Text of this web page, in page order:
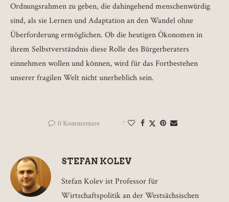
Ordnungsrahmen zu geben, die dahingehend menschenwürdig
sind, als sie Lernen und Adaptation an den Wandel ohne
Überforderung ermöglichen. Ob die heutigen Ökonomen in
ihrem Selbstverständnis diese Rolle des Bürgerberaters
einnehmen wollen und können, wird für das Fortbestehen
unserer fragilen Welt nicht unerheblich sein.
0 Kommentare 7
STEFAN KOLEV
Stefan Kolev ist Professor für
Wirtschaftspolitik an der Westsächsischen